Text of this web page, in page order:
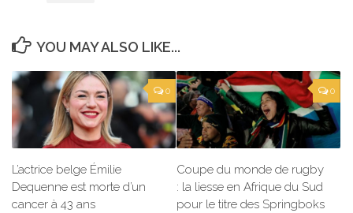
YOU MAY ALSO LIKE...
0
L’actrice belge Émilie
Dequenne est morte d’un
cancer à 43 ans
0
Coupe du monde de rugby
: la liesse en Afrique du Sud
pour le titre des Springboks